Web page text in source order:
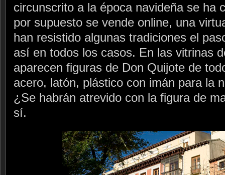
circunscrito a la época navideña se ha
por supuesto se vende online, una
han resistido algunas tradiciones el
así en todos los casos. En las vitrinas
aparecen figuras de Don Quijote de
acero, latón, plástico con imán para la
¿Se habrán atrevido con la figura de
sí.